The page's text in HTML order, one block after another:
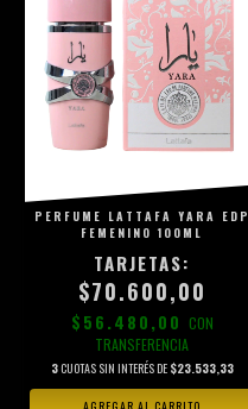
PERFUME LATTAFA YARA EDP
FEMENINO 100ML
$70.600,00
$56.480,00 CON
TRANSFERENCIA
3CUOTAS SIN INTERÉS DE $23.533,33